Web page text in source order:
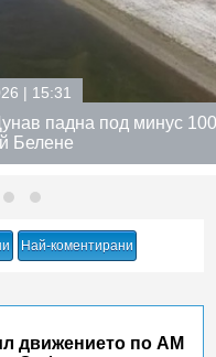
100 см, кораб
Най-коментирани
движението по АМ